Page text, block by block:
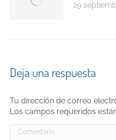
29
Deja una respuesta
Tu dirección de correo
Los campos requeridos
Comentario